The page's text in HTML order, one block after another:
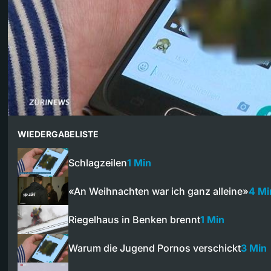
WIEDERGABELISTE
Schlagzeilen1 Min
«An Weihnachten war ich ganz alleine»4
Riegelhaus in Benken brennt1 Min
Warum die Jugend Pornos verschickt3 Min